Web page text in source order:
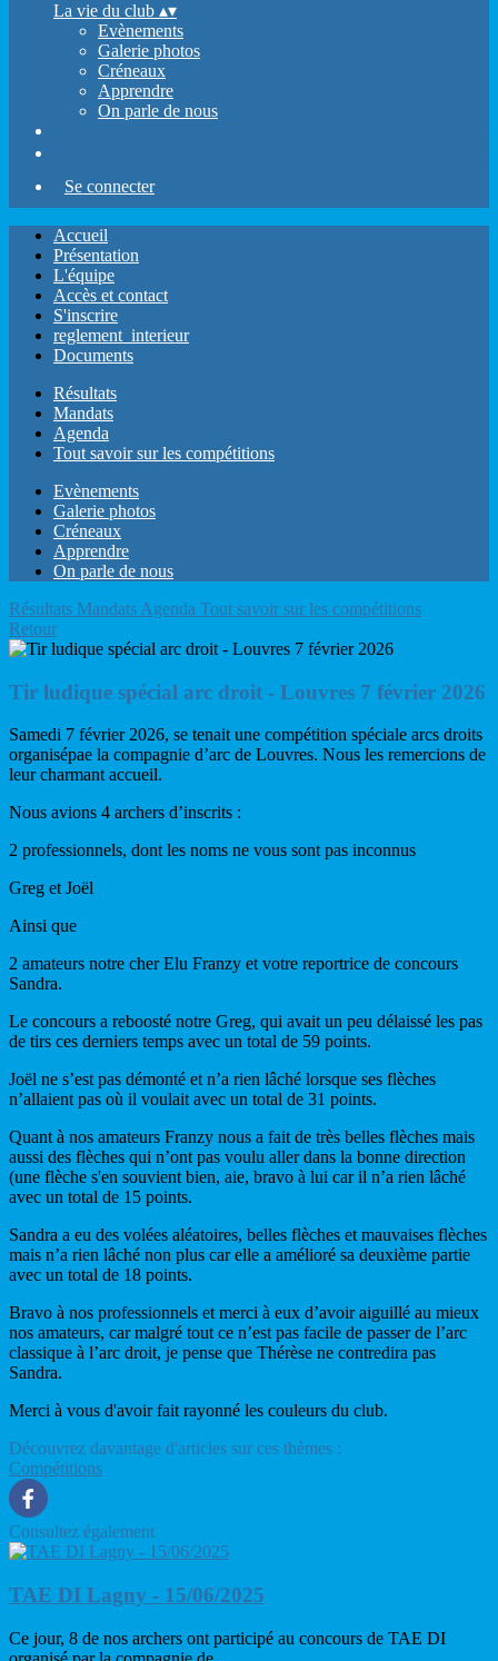
La vie du club ▴▾
Evènements
Galerie photos
Créneaux
Apprendre
On parle de nous
Se connecter
Accueil
Présentation
L'équipe
Accès et contact
S'inscrire
reglement_interieur
Documents
Résultats
Mandats
Agenda
Tout savoir sur les compétitions
Evènements
Galerie photos
Créneaux
Apprendre
On parle de nous
Résultats Mandats Agenda Tout savoir sur les compétitions
Retour
Tir ludique spécial arc droit - Louvres 7 février 2026
Samedi 7 février 2026, se tenait une compétition spéciale arcs droits
organisépae la compagnie d’arc de Louvres. Nous les remercions de
leur charmant accueil.
Nous avions 4 archers d’inscrits :
2 professionnels, dont les noms ne vous sont pas inconnus
Greg et Joël
Ainsi que
2 amateurs notre cher Elu Franzy et votre reportrice de concours
Sandra.
Le concours a reboosté notre Greg, qui avait un peu délaissé les pas
de tirs ces derniers temps avec un total de 59 points.
Joël ne s’est pas démonté et n’a rien lâché lorsque ses flèches
n’allaient pas où il voulait avec un total de 31 points.
Quant à nos amateurs Franzy nous a fait de très belles flèches mais
aussi des flèches qui n’ont pas voulu aller dans la bonne direction
(une flèche s'en souvient bien, aie, bravo à lui car il n’a rien lâché
avec un total de 15 points.
Sandra a eu des volées aléatoires, belles flèches et mauvaises flèches
mais n’a rien lâché non plus car elle a amélioré sa deuxième partie
avec un total de 18 points.
Bravo à nos professionnels et merci à eux d’avoir aiguillé au mieux
nos amateurs, car malgré tout ce n’est pas facile de passer de l’arc
classique à l’arc droit, je pense que Thérèse ne contredira pas
Sandra.
Merci à vous d'avoir fait rayonné les couleurs du club.
Découvrez davantage d'articles sur ces thèmes :
Compétitions
Consultez également
TAE DI Lagny - 15/06/2025
Ce jour, 8 de nos archers ont participé au concours de TAE DI